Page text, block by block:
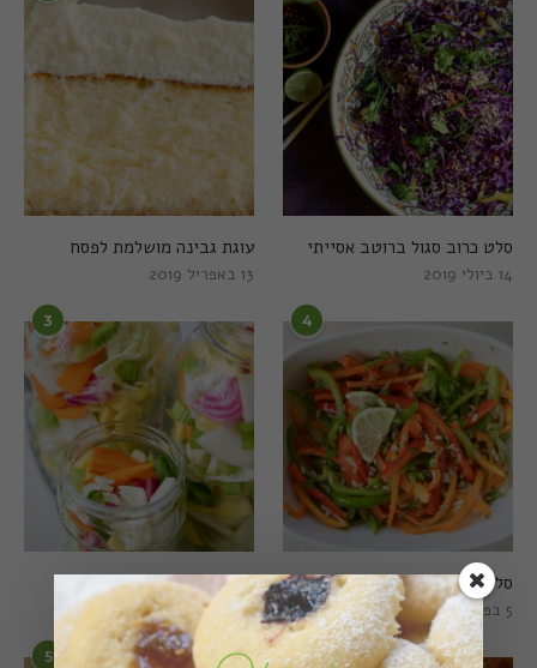
עוגת גבינה מושלמת לפסח
13 באפריל 2019
סלט כרוב סגול ברוטב אסייתי
14 ביולי 2019
3
חמוצים מהירים
1 באוגוסט 2022
4
סלט פלפלים טרי וצבעוני
5 בפברואר 2021
5 6